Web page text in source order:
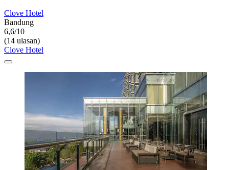
Clove Hotel
Bandung
6,6/10
(14 ulasan)
Clove Hotel